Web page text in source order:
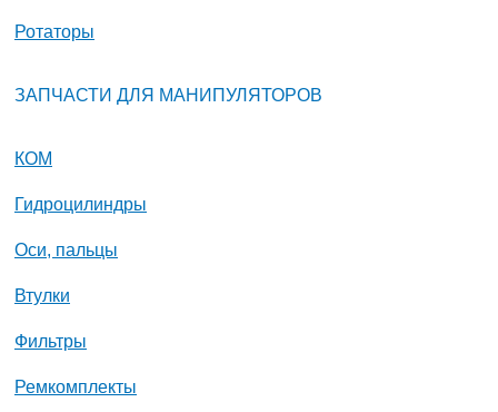
Ротаторы
ЗАПЧАСТИ ДЛЯ МАНИПУЛЯТОРОВ
КОМ
Гидроцилиндры
Оси, пальцы
Втулки
Фильтры
Ремкомплекты